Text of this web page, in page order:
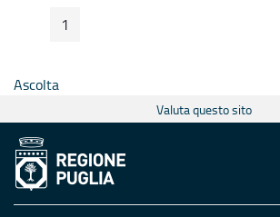
Pagina Precedente
Pagina
1
Ascolta
Valuta questo sito